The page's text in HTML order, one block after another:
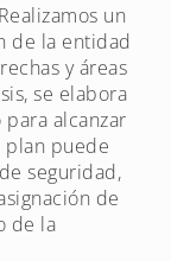
un
de la entidad
y áreas
se elabora
alcanzar
plan puede
seguridad,
de
de la